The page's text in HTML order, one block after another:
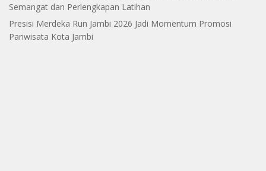
Semangat dan Perlengkapan Latihan
Presisi Merdeka Run Jambi 2026 Jadi Momentum Promosi
Pariwisata Kota Jambi